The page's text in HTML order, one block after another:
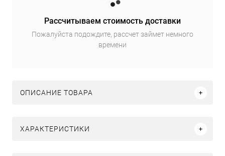
Рассчитываем стоимость доставки
Пожалуйста подождите, рассчет займет немного
времени
ОПИСАНИЕ ТОВАРА
ХАРАКТЕРИСТИКИ